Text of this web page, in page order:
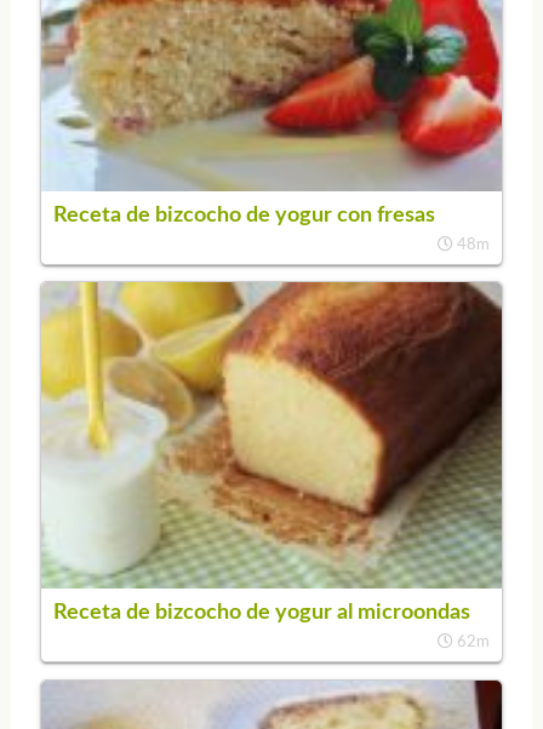
Receta de bizcocho de yogur con fresas
48m
Receta de bizcocho de yogur al microondas
62m